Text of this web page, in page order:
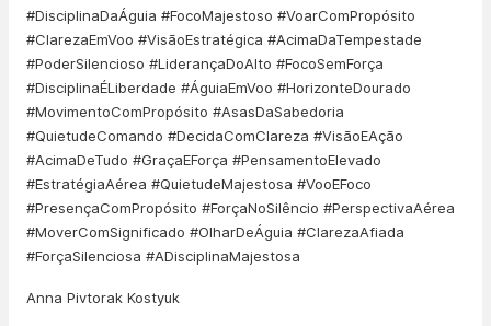
#DisciplinaDaÁguia #FocoMajestoso #VoarComPropósito
#ClarezaEmVoo #VisãoEstratégica #AcimaDaTempestade
#PoderSilencioso #LiderançaDoAlto #FocoSemForça
#DisciplinaÉLiberdade #ÁguiaEmVoo #HorizonteDourado
#MovimentoComPropósito #AsasDaSabedoria
#QuietudeComando #DecidaComClareza #VisãoEAção
#AcimaDeTudo #GraçaEForça #PensamentoElevado
#EstratégiaAérea #QuietudeMajestosa #VooEFoco
#PresençaComPropósito #ForçaNoSilêncio #PerspectivaAérea
#MoverComSignificado #OlharDeÁguia #ClarezaAfiada
#ForçaSilenciosa #ADisciplinaMajestosa
Anna Pivtorak Kostyuk